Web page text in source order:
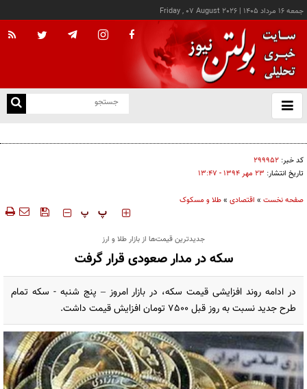
جمعه ۱۶ مرداد ۱۴۰۵ |
Friday , 07 August 2026
باز
و
کد خبر: ۲۹۹۹۵۲
تاریخ انتشار: ۲۳ مهر ۱۳۹۴ - ۱۳:۴۷
صفحه نخست » اقتصادی »طلا و مسکوک
‍‍‍ پ پ
جدیدترین قیمت‌ها از بازار طلا و ارز
سکه در مدار صعودی قرار گرفت
در ادامه روند افزایشی قیمت سکه، در بازار امروز – پنج شنبه - سکه تمام
طرح جدید نسبت به روز قبل 7500 تومان افزایش قیمت داشت.